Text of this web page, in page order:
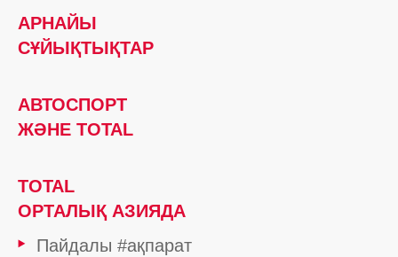
АРНАЙЫ
СҰЙЫҚТЫҚТАР
АВТОСПОРТ
ЖӘНЕ TOTAL
TOTAL
ОРТАЛЫҚ АЗИЯДА
Пайдалы #ақпарат